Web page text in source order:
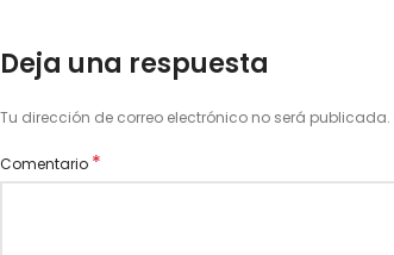
Deja una respuesta
Tu dirección de correo electrónico no será publicada.
Comentario *